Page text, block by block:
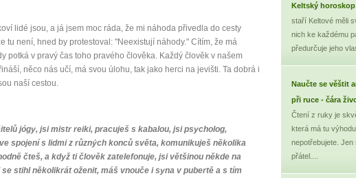
život
tipy zdarma.
každý den
rovnováhu
lidé jsou, a já jsem moc ráda, že mi náhoda přivedla do cesty
tu není, hned by protestoval: "Neexistují náhody." Cítím, že má
potká v pravý čas toho pravého člověka. Každý člověk v našem
něco nás učí, má svou úlohu, tak jako herci na jevišti. Ta dobrá i
naší cestou.
jógy, jsi mistr reiki, pracuješ s kabalou, jsi psycholog,
spojení s lidmi z různých konců světa, komunikuješ několika
čteš, a když ti člověk zatelefonuje, jsi většinou někde na
stihl několikrát oženit, máš vnouče i syna v pubertě a s tím
Keltský
staří Keltové měli
nich ke každému
předurčuje jeho
Naučte se věštit
při ruce - čára
Čtení z ruky je
která má tu
nepotřebujete.
přátel....